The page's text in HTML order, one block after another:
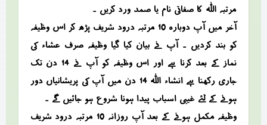
مرتبہ اللہ کا صفاتی نام یا صمد ورد کریں ۔
آخر میں آپ دوبارہ 10 مرتبہ درود شریف پڑھ کر اس وظیفہ
کو بند کردیں ۔ آپ نے بیان کیا گیا وظیفہ صرف عشاء کی
نماز کے بعد کرنا ہے اور اس وظیفہ کو آپ نے 14 دن تک
جاری رکھنا ہے انشاء اللہ 14 دن میں آپ کی پریشانیاں دور
ہونے کے لئے غیبی اسباب پیدا ہونا شروع ہو جائیں گے ۔
وظیفہ مکمل ہونے کے بعد آپ روزانہ 10 مرتبہ درود شریف